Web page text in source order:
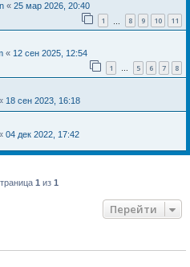
« 25 мар 2026, 20:40
1 8 9 10 11
« 12 сен 2025, 12:54
1 … 5 6 7 8
18 сен 2023, 16:18
04 дек 2022, 17:42
1 из 1
Перейти